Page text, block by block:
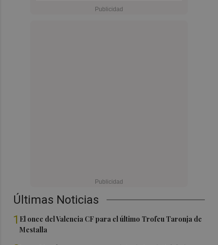
Últimas Noticias
1 El once del Valencia CF para el último Trofeu Taronja de
Mestalla